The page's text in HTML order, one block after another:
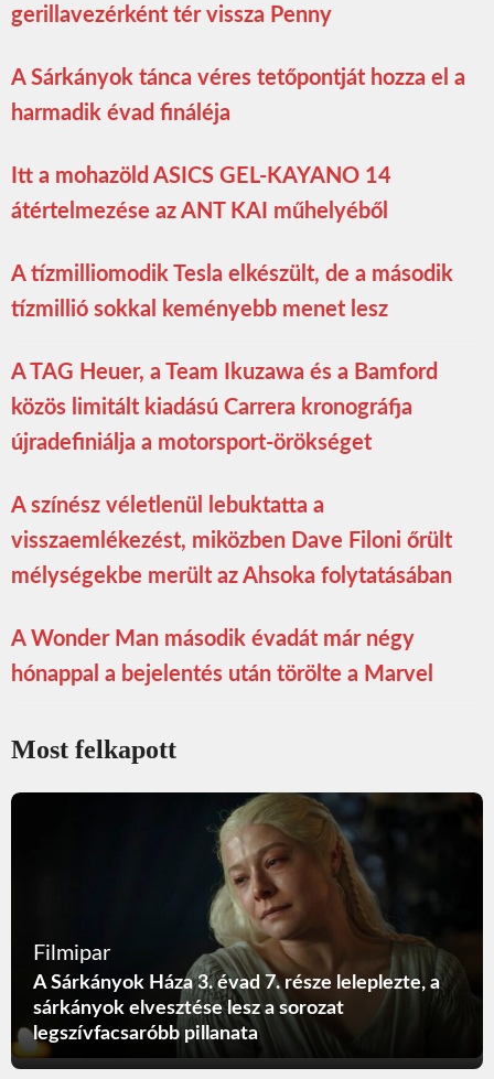
gerillavezérként tér vissza Penny
A Sárkányok tánca véres tetőpontját hozza el a
harmadik évad fináléja
Itt a mohazöld ASICS GEL-KAYANO 14
átértelmezése az ANT KAI műhelyéből
A tízmilliomodik Tesla elkészült, de a második
tízmillió sokkal keményebb menet lesz
A TAG Heuer, a Team Ikuzawa és a Bamford
közös limitált kiadású Carrera kronográfja
újradefiniálja a motorsport-örökséget
A színész véletlenül lebuktatta a
visszaemlékezést, miközben Dave Filoni őrült
mélységekbe merült az Ahsoka folytatásában
A Wonder Man második évadát már négy
hónappal a bejelentés után törölte a Marvel
Most felkapott
Filmipar
A Sárkányok Háza 3. évad 7. része leleplezte, a
sárkányok elvesztése lesz a sorozat
legszívfacsaróbb pillanata